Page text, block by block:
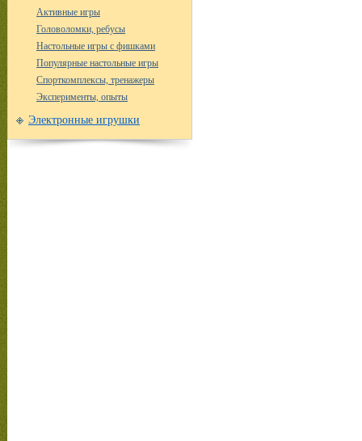
Активные игры
Головоломки, ребусы
Настольные игры с фишками
Популярные настольные игры
Спорткомплексы, тренажеры
Эксперименты, опыты
Электронные игрушки